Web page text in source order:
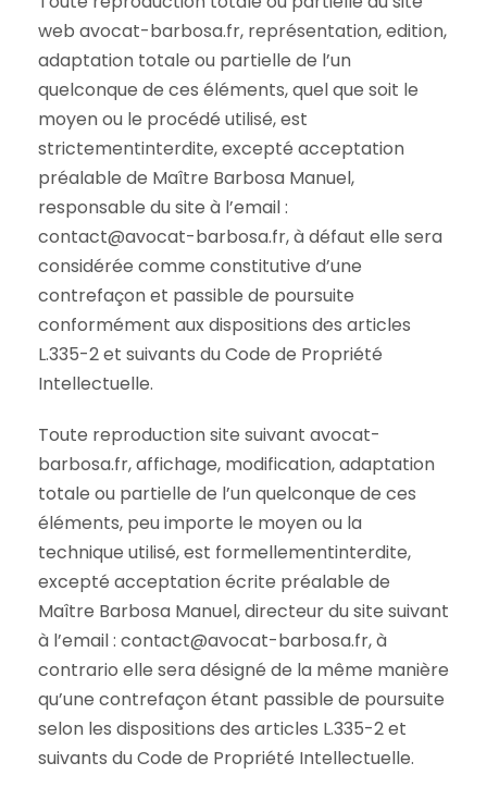
web avocat-barbosa.fr, représentation, edition,
adaptation totale ou partielle de l’un
quelconque de ces éléments, quel que soit le
moyen ou le procédé utilisé, est
strictementinterdite, excepté acceptation
préalable de Maître Barbosa Manuel,
responsable du site à l’email :
contact@avocat-barbosa.fr, à défaut elle sera
considérée comme constitutive d’une
contrefaçon et passible de poursuite
conformément aux dispositions des articles
L.335-2 et suivants du Code de Propriété
Intellectuelle.
Toute reproduction site suivant avocat-
barbosa.fr, affichage, modification, adaptation
totale ou partielle de l’un quelconque de ces
éléments, peu importe le moyen ou la
technique utilisé, est formellementinterdite,
excepté acceptation écrite préalable de
Maître Barbosa Manuel, directeur du site suivant
à l’email : contact@avocat-barbosa.fr, à
contrario elle sera désigné de la même manière
qu’une contrefaçon étant passible de poursuite
selon les dispositions des articles L.335-2 et
suivants du Code de Propriété Intellectuelle.